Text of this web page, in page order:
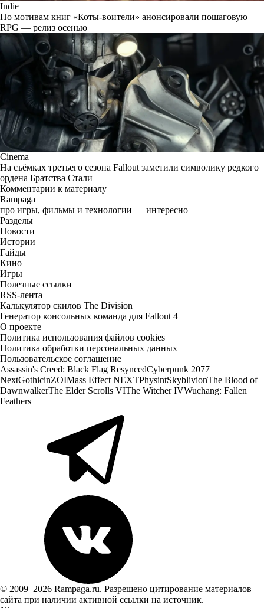
Indie
По мотивам книг «Коты-воители» анонсировали пошаговую
RPG — релиз осенью
Cinema
На съёмках третьего сезона Fallout заметили символику редкого
ордена Братства Стали
Комментарии к материалу
Rampaga
про игры, фильмы и технологии — интересно
Разделы
Новости
Истории
Гайды
Кино
Игры
Полезные ссылки
RSS-лента
Калькулятор скилов The Division
Генератор консольных команда для Fallout 4
О проекте
Политика использования файлов cookies
Политика обработки персональных данных
Пользовательское соглашение
Assassin's Creed: Black Flag ResyncedCyberpunk 2077
NextGothicinZOIMass Effect NEXTPhysintSkyblivionThe Blood of
DawnwalkerThe Elder Scrolls VIThe Witcher IVWuchang: Fallen
Feathers
© 2009–2026 Rampaga.ru. Разрешено цитирование материалов
сайта при наличии активной ссылки на источник.